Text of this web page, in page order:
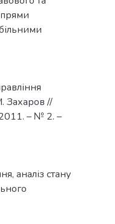
Захаров //
– № 2. –
, аналіз стану